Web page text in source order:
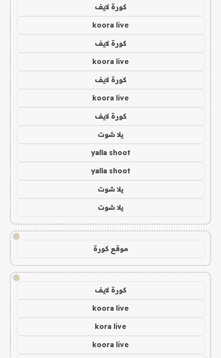
كورة لايف
koora live
كورة لايف
koora live
كورة لايف
koora live
كورة لايف
يلا شوت
yalla shoot
yalla shoot
يلا شوت
يلا شوت
!
موقع كورة
!
كورة لايف
koora live
kora live
koora live